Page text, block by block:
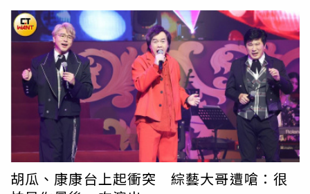
學習旅程。展區曾導入日本音樂大師久石讓的原創音樂，營
造如劇場般、交融藝術與科學，讓觀眾深刻感受生命的韻
律。同時持續推進各科技應用項目，包含「LINNÉ LENS AI
生物圖鑑」、AR 互動故事「未未的大冒險～去七大洋尋找
夥伴吧！」、「達克比辦案」IP 合作學習，以及與迪士尼
攜手打造「Let&#39;s Xparty！九十要派對！」主題特展
等。而五週年之際，Xpark展示全面升級，導入象徵「生命
誕生」的互動設計，邀請觀眾親手創造虛擬海洋生物，親身
參與自然生成的過程，讓共生不只是理念，更是一場共感、
共創、共鳴的深度體驗。攜手政府與學界，打造生物友善城
市生態網絡Xpark與地方政府、學術機構攜手合作，積極配
中油)兌換樹苗的方式有三種：第一為當日在指定的100處直
營加油站加油，持不限金額發票1張即可兌換；第二是自行
收集當期（114年3-4月）不限金額發票5張，第三為收集廢
電池5個。民眾可選擇任一種方式前往各活動地點兌換，另
為支持綠色生活環保行動，請民眾自備提袋，減塑護地球。
除了中油直營加油站，台灣中油也同步在台北市中油大樓發
起捐發票兌換樹苗的活動，鼓勵員工捐發票，捐出的發票將
全數贈予「
華山基金會」，將愛分享於社會，共同關懷獨居
長者。台灣中油長期投入環境保護及生態保育等工作，積極
參與各項綠色行動，在邁向潔淨能源轉型的同時，不忘實踐
ESG企業社會責任，每年皆響應「422世界地球日」發起贈
胡瓜、康康台上起衝突 綜藝大哥遭嗆：很